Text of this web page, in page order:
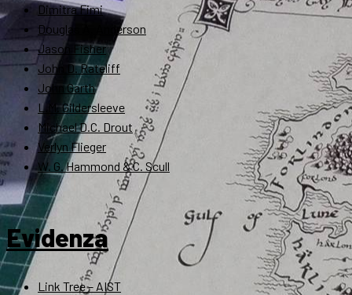
Dimitra Fimi
Douglas A. Anderson
Jason Fisher
John D. Rateliff
John Garth
L.M. Gildersleeve
Michael D.C. Drout
Verlyn Flieger
W. G. Hammond & C. Scull
Evidenza
Link Tree – AIST